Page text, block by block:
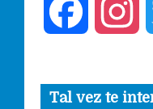
c s
Tal vez te